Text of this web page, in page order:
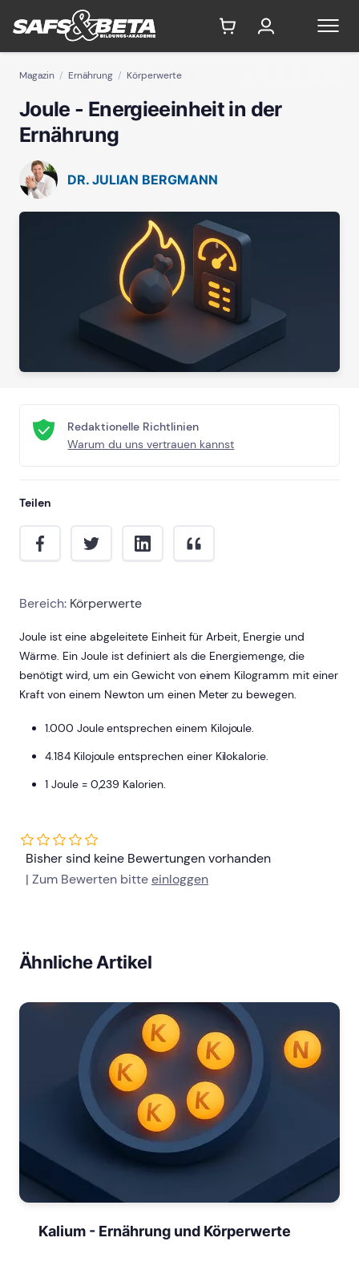
Magazin Ernährung Körperwerte
Joule - Energieeinheit in der
Ernährung
DR. JULIAN BERGMANN
Redaktionelle Richtlinien
Warum du uns vertrauen kannst
Teilen
Bereich: Körperwerte
Joule ist eine abgeleitete Einheit für Arbeit, Energie und
Wärme. Ein Joule ist definiert als die Energiemenge, die
benötigt wird, um ein Gewicht von einem Kilogramm mit einer
Kraft von einem Newton um einen Meter zu bewegen.
1.000 Joule entsprechen einem Kilojoule.
4.184 Kilojoule entsprechen einer Kilokalorie.
1 Joule = 0,239 Kalorien.
Bisher sind keine Bewertungen vorhanden
| Zum Bewerten bitteeinloggen
Ähnliche Artikel
Kalium - Ernährung und Körperwerte